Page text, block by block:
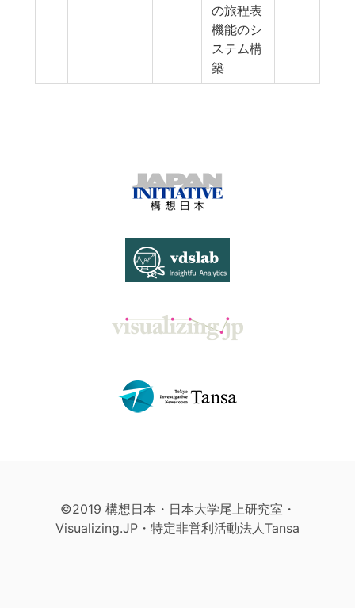
の旅程表
機能のシ
ステム構
築
©2019 構想日本・日本大学尾上研究室・
Visualizing.JP・特定非営利活動法人Tansa